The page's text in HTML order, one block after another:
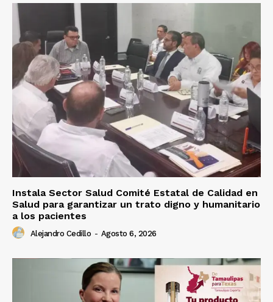
Instala Sector Salud Comité Estatal de Calidad en
Salud para garantizar un trato digno y humanitario
a los pacientes
Alejandro Cedillo - Agosto 6, 2026